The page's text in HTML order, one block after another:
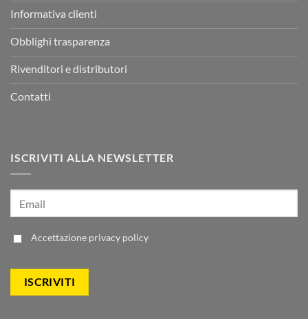
Informativa clienti
Obblighi trasparenza
Rivenditori e distributori
Contatti
ISCRIVITI ALLA NEWSLETTER
Accettazione privacy policy